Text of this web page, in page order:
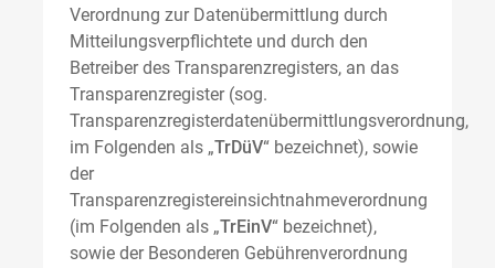
Verordnung zur Datenübermittlung durch
Mitteilungsverpflichtete und durch den
Betreiber des Transparenzregisters, an das
Transparenzregister (sog.
Transparenzregisterdatenübermittlungsverordnung,
im Folgenden als „TrDüV“ bezeichnet), sowie
der
Transparenzregistereinsichtnahmeverordnung
(im Folgenden als „TrEinV“ bezeichnet),
sowie der Besonderen Gebührenverordnung